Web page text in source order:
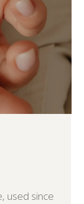
used since